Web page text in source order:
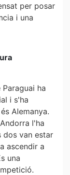
per posar
i una
ha
i s'ha
Alemanya.
l'ha
dos van estar
ascendir a
una